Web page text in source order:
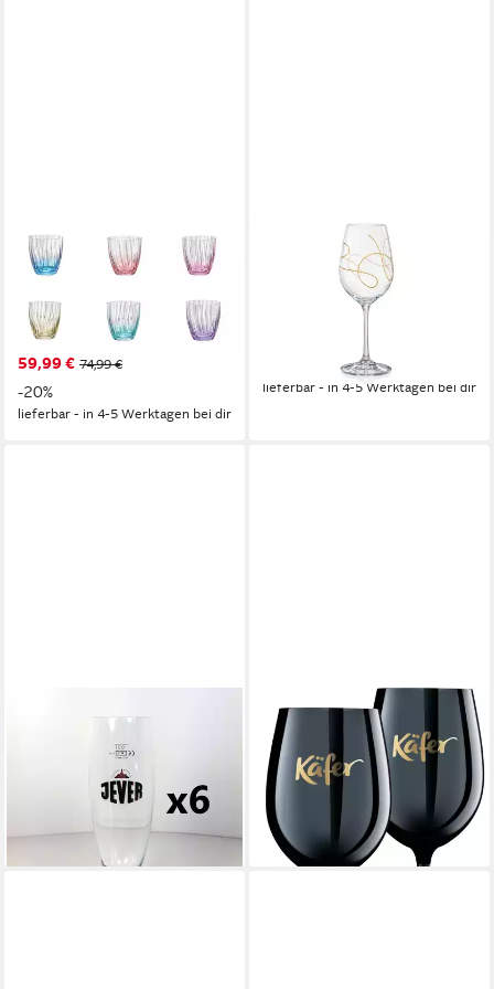
CRYSTALEX
Glas Kate Optic Wassergläser
Kristallglas, mehrfarbig,
besondere Glanz, geriffelt
59,99 € 74,99 €
-20%
lieferbar - in 4-5 Werktagen bei dir
Rotweinglas String Gold 350
ml 2er Set, 2-tlg., Kristallglas,
gold pantografie, Kristallglas
lieferbar - in 4-5 Werktagen bei dir
Gläser-Set Jever Pokal
Bierglas 0,3l - 6er Set
lieferbar - in 2-3 Werktagen bei dir
KÄFER
Cocktailglas, 2-tlg., Kristallglas,
600 ml, Höhe ca. 23 cm
49,95 €
lieferbar - in 6-8 Werktagen bei dir